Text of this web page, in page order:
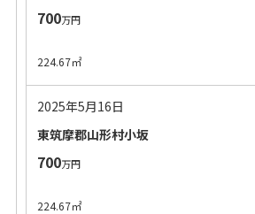
700万円
224.67㎡
2025年5月16日
東筑摩郡山形村小坂
700万円
224.67㎡